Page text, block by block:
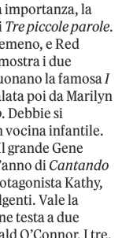
importanza, la
Tre piccole parole.
e Red
i due
la famosaI
poi da Marilyn
. Debbie si
vocina infantile.
grande Gene
diCantando
Kathy,
Vale la
testa a due